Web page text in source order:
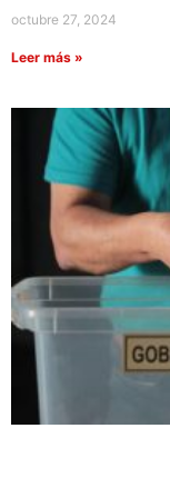
octubre 27, 2024
Leer más »